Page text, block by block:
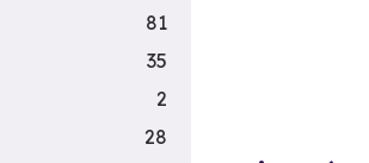
81
35
2
28